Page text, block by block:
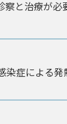
察と治療が必
染症による発